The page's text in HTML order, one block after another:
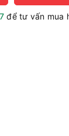
để tư vấn mua